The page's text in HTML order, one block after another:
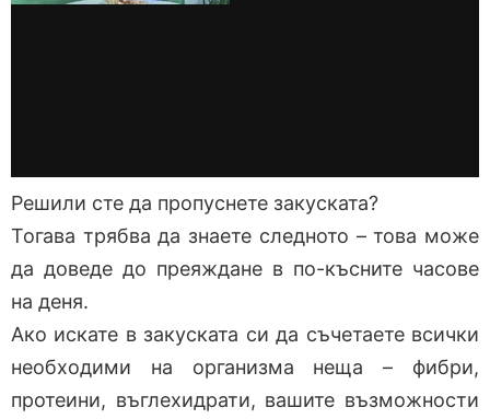
Решили сте да пропуснете закуската?
Тогава трябва да знаете следното – това може
да доведе до преяждане в по-късните часове
на деня.
Ако искате в закуската си да съчетаете всички
необходими на организма неща – фибри,
протеини, въглехидрати, вашите възможности